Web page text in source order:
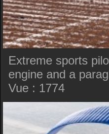
Extreme sports
engine and a
Vue : 1774